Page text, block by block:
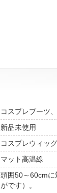
コスプレブーツ
新品未使用
コスプレウィッ
マット高温線
頭囲50～60cmに
がです）。